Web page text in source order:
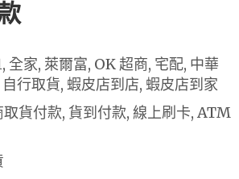
全家, 萊爾富, OK 超商, 宅配, 中華
行取貨, 蝦皮店到店, 蝦皮店到家
貨付款, 貨到付款, 線上刷卡, ATM